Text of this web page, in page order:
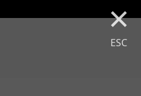
×
ESC